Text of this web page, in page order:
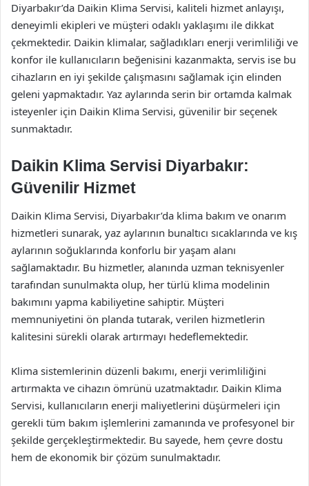
Diyarbakır’da Daikin Klima Servisi, kaliteli hizmet anlayışı,
deneyimli ekipleri ve müşteri odaklı yaklaşımı ile dikkat
çekmektedir. Daikin klimalar, sağladıkları enerji verimliliği ve
konfor ile kullanıcıların beğenisini kazanmakta, servis ise bu
cihazların en iyi şekilde çalışmasını sağlamak için elinden
geleni yapmaktadır. Yaz aylarında serin bir ortamda kalmak
isteyenler için Daikin Klima Servisi, güvenilir bir seçenek
sunmaktadır.
Daikin Klima Servisi Diyarbakır:
Güvenilir Hizmet
Daikin Klima Servisi, Diyarbakır’da klima bakım ve onarım
hizmetleri sunarak, yaz aylarının bunaltıcı sıcaklarında ve kış
aylarının soğuklarında konforlu bir yaşam alanı
sağlamaktadır. Bu hizmetler, alanında uzman teknisyenler
tarafından sunulmakta olup, her türlü klima modelinin
bakımını yapma kabiliyetine sahiptir. Müşteri
memnuniyetini ön planda tutarak, verilen hizmetlerin
kalitesini sürekli olarak artırmayı hedeflemektedir.
Klima sistemlerinin düzenli bakımı, enerji verimliliğini
artırmakta ve cihazın ömrünü uzatmaktadır. Daikin Klima
Servisi, kullanıcıların enerji maliyetlerini düşürmeleri için
gerekli tüm bakım işlemlerini zamanında ve profesyonel bir
şekilde gerçekleştirmektedir. Bu sayede, hem çevre dostu
hem de ekonomik bir çözüm sunulmaktadır.